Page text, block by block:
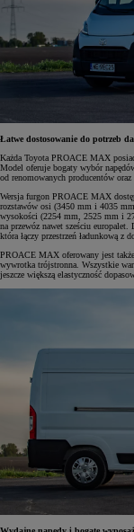
Łatwe dostosowanie do potrzeb
Każda Toyota PROACE MAX
Model oferuje bogaty wybór
od renomowanych producentów
Wersja furgon PROACE MAX
rozstawów osi (3450 mm i 4035
wysokości (2254 mm, 2525 mm i
na przewóz nawet sześciu
która łączy przestrzeń ładunkową z
PROACE MAX oferowany jest
wywrotka trójstronna. Wszystkie
jeszcze większą elastyczność